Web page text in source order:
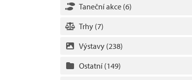
Taneční akce (6)
Trhy (7)
Výstavy (238)
Ostatní (149)